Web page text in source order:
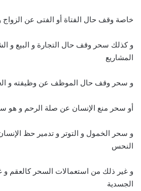
خاصة وقف حال الفتاة أو الفتى عن
و كذلك سحر وقف حال التجارة و البيع و
المشاريع
و سحر وقف حال الموظف عن وظيفته و
أو سحر منع الإنسان عن صلة الرحم و هو
و سحر الخمول و التوتر و تدمير حظ
النحس
و غير ذلك من استعمالات السحر كالعقم و
الجسدية